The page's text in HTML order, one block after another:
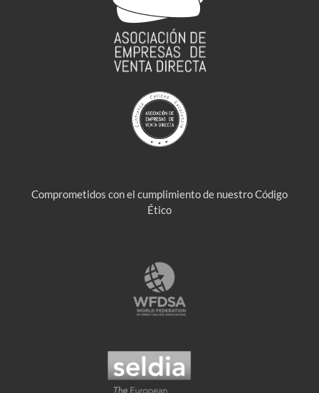
Comprometidos con el cumplimiento de nuestro Código
Ético